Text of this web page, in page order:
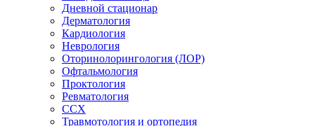
Дневной стационар
Дерматология
Кардиология
Неврология
Оторинолорингология (ЛОР)
Офтальмология
Проктология
Ревматология
ССХ
Травмотология и ортопедия